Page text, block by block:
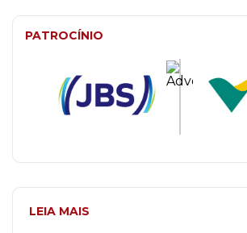
PATROCÍNIO
LEIA MAIS